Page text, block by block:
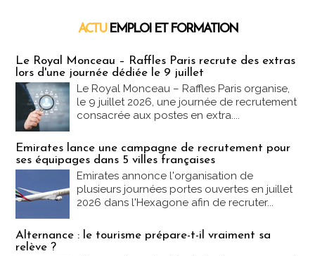
ACTU EMPLOI ET FORMATION
Le Royal Monceau – Raffles Paris recrute des extras
lors d'une journée dédiée le 9 juillet
Le Royal Monceau – Raffles Paris organise,
le 9 juillet 2026, une journée de recrutement
consacrée aux postes en extra....
Emirates lance une campagne de recrutement pour
ses équipages dans 5 villes françaises
Emirates annonce l'organisation de
plusieurs journées portes ouvertes en juillet
2026 dans l'Hexagone afin de recruter...
Alternance : le tourisme prépare-t-il vraiment sa
relève ?